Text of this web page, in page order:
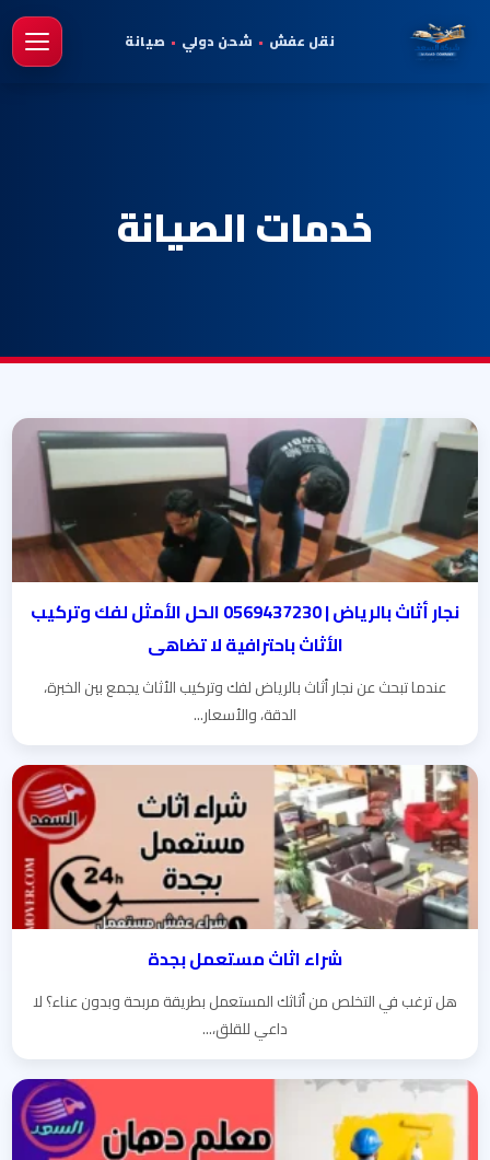
نقل عفش • شحن دولي • صيانة
خدمات الصيانة
نجار أثاث بالرياض | 0569437230 الحل الأمثل لفك وتركيب
الأثاث باحترافية لا تضاهى
عندما تبحث عن نجار أثاث بالرياض لفك وتركيب الأثاث يجمع بين الخبرة،
الدقة، والأسعار...
شراء اثاث مستعمل بجدة
هل ترغب في التخلص من أثاثك المستعمل بطريقة مربحة وبدون عناء؟ لا
داعي للقلق،...